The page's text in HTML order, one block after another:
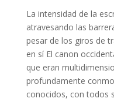
La intensidad de la
atravesando las
pesar de los giros de
en sí El canon
que eran
profundamente
conocidos, con todos